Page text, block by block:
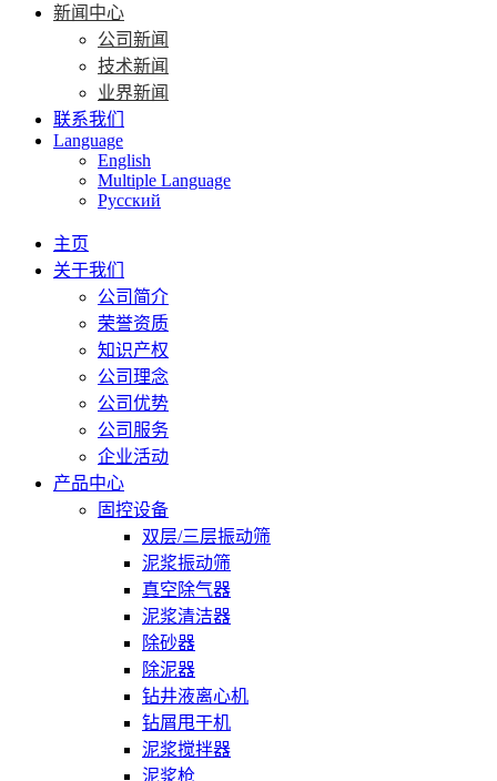
新闻中心
公司新闻
技术新闻
业界新闻
联系我们
Language
English
Multiple Language
Русский
主页
关于我们
公司简介
荣誉资质
知识产权
公司理念
公司优势
公司服务
企业活动
产品中心
固控设备
双层/三层振动筛
泥浆振动筛
真空除气器
泥浆清洁器
除砂器
除泥器
钻井液离心机
钻屑甩干机
泥浆搅拌器
泥浆枪